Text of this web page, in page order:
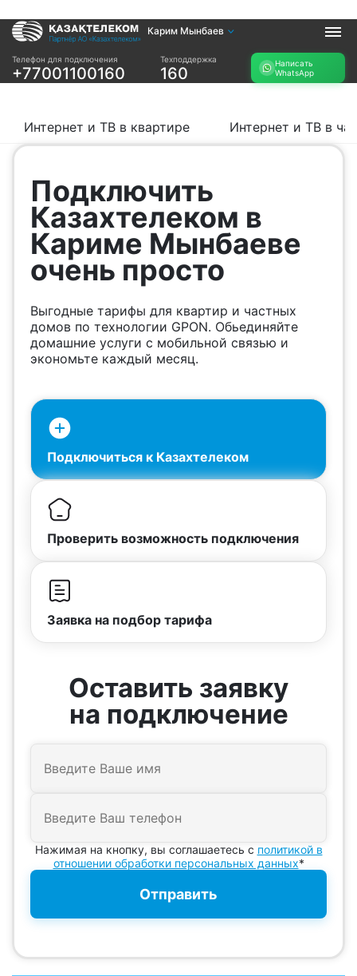
Карим Мынбаев
Телефон для подключения
+77001100160
Техподдержка
160
Написать
WhatsApp
Услуги
Интернет и ТВ в
частном доме
Интернет в офис
Проверить
возможность
подключения
Проверить
возможность
подключения по
Новости
Акции
Заявка на
подбор тарифа
Подключиться к
КазахТелеком
Интернет и ТВ в квартире Интернет и ТВ в
Подключить
Казахтелеком в
Кариме Мынбаеве
очень просто
Выгодные тарифы для квартир и частных
домов по технологии GPON. Обьединяйте
домашние услуги с мобильной связью и
экономьте каждый месяц.
Подключиться к Казахтелеком
Проверить возможность подключения
Заявка на подбор тарифа
Оставить заявку
на подключение
Нажимая на кнопку, вы соглашаетесь с политикой в
отношении обработки персональных данных*